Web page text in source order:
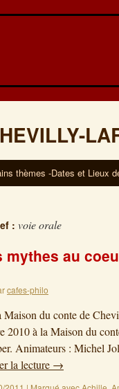
thèmes -Dates et Lieux
: voie orale
mythes au
cafes-philo
Maison du conte de
2010 à la Maison du
Animateurs : Michel
la lecture →